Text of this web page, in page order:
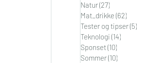
Natur(27)
Mat_drikke (62)
Tester og tipser(5)
Teknologi (14)
Sponset(10)
Sommer(10)